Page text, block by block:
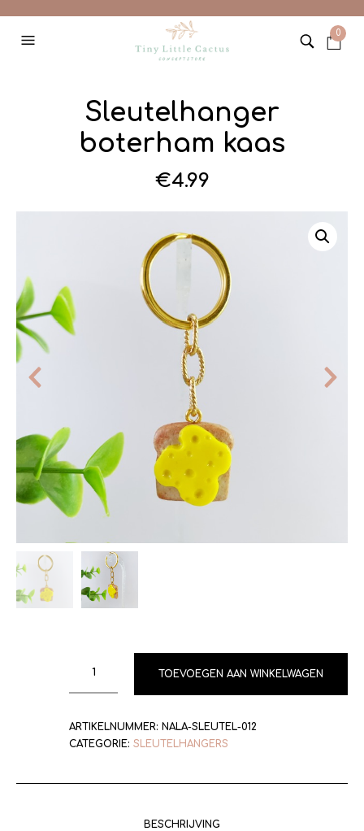
0
Sleutelhanger
boterham kaas
€4.99
TOEVOEGEN AAN WINKELWAGEN
ARTIKELNUMMER: NALA-SLEUTEL-012
CATEGORIE: SLEUTELHANGERS
BESCHRIJVING